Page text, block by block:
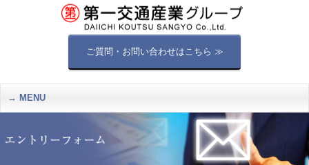
ご質問・お問い合わせはこちら ≫
MENU